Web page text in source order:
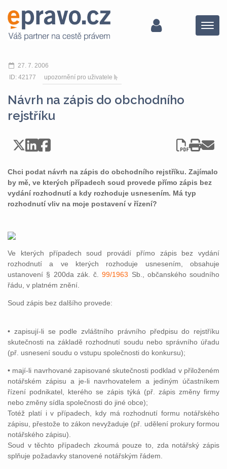
Menu
27. 7. 2006
ID: 42177
upozornění pro uživatele
Návrh na zápis do obchodního
rejstříku
Chci podat návrh na zápis do obchodního rejstříku. Zajímalo
by mě, ve kterých případech soud provede přímo zápis bez
vydání rozhodnutí a kdy rozhoduje usnesením. Má typ
rozhodnutí vliv na moje postavení v řízení?
Ve kterých případech soud provádí přímo zápis bez vydání
rozhodnutí a ve kterých rozhoduje usnesením, obsahuje
ustanovení § 200da zák. č.99/1963 Sb., občanského soudního
řádu, v platném znění.
Soud zápis bez dalšího provede:
• zapisují-li se podle zvláštního právního předpisu do rejstříku
skutečnosti na základě rozhodnutí soudu nebo správního úřadu
(př. usnesení soudu o vstupu společnosti do konkursu);
• mají-li navrhované zapisované skutečnosti podklad v přiloženém
notářském zápisu a je-li navrhovatelem a jediným účastníkem
řízení podnikatel, kterého se zápis týká (př. zápis změny firmy
nebo změny sídla společnosti do jiné obce);
Totéž platí i v případech, kdy má rozhodnutí formu notářského
zápisu, přestože to zákon nevyžaduje (př. udělení prokury formou
notářského zápisu).
Soud v těchto případech zkoumá pouze to, zda notářský zápis
splňuje požadavky stanovené notářským řádem.